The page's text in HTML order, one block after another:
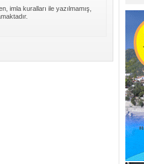
imla kuralları ile yazılmamış,